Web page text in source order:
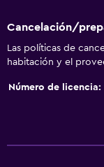
Cancelación/
Las políticas de
habitación y el
Número de licencia: